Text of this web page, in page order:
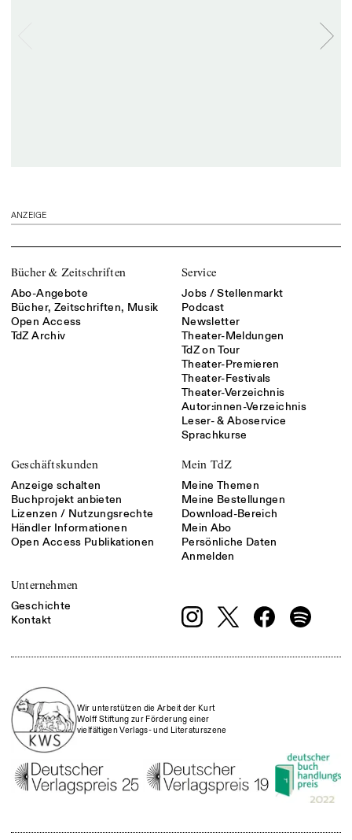
ANZEIGE
Bücher & Zeitschriften
Abo-Angebote
Bücher, Zeitschriften, Musik
Open Access
TdZ Archiv
Service
Jobs / Stellenmarkt
Podcast
Newsletter
Theater-Meldungen
TdZ on Tour
Theater-Premieren
Theater-Festivals
Theater-Verzeichnis
Autor:innen-Verzeichnis
Leser- & Aboservice
Sprachkurse
Geschäftskunden
Anzeige schalten
Buchprojekt anbieten
Lizenzen / Nutzungsrechte
Händler Informationen
Open Access Publikationen
Mein TdZ
Meine Themen
Meine Bestellungen
Download-Bereich
Mein Abo
Persönliche Daten
Anmelden
Unternehmen
Geschichte
Kontakt
Wir unterstützen die Arbeit der Kurt
Wolff Stiftung zur Förderung einer
vielfältigen Verlags- und Literaturszene